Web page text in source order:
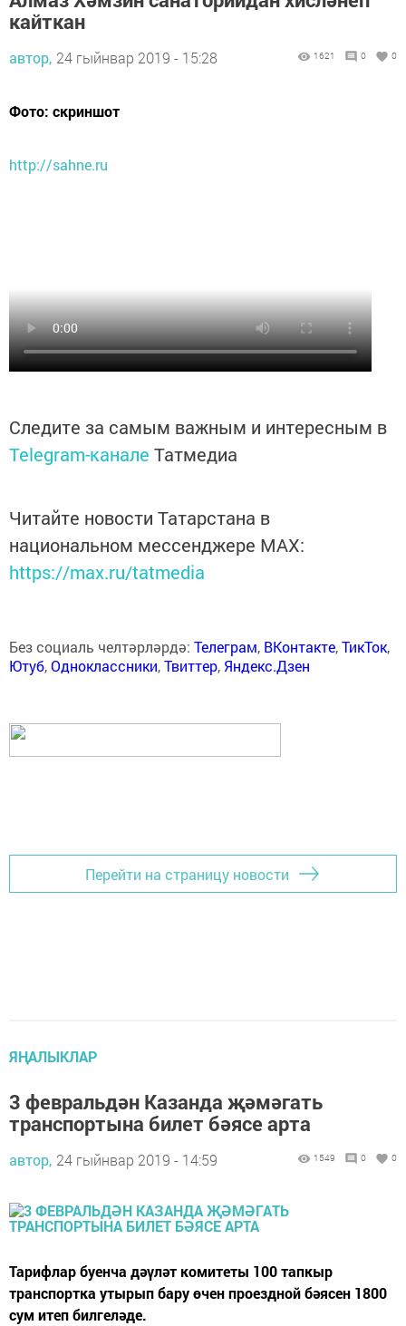
кайткан
автор, 24 гыйнвар 2019 - 15:28 1621 0 0
Фото: скриншот
http://sahne.ru
Следите за самым важным и интересным в
Telegram-канале Татмедиа
Читайте новости Татарстана в
национальном мессенджере MАХ:
https://max.ru/tatmedia
Без социаль челтәрләрдә: Телеграм, ВКонтакте,ТикТок,
Ютуб,Одноклассники,Твиттер, Яндекс.Дзен
Перейти на страницу новости
ЯҢАЛЫКЛАР
3 февральдән Казанда җәмәгать
транспортына билет бәясе арта
автор, 24 гыйнвар 2019 - 14:59 1549 0 0
Тарифлар буенча дәүләт комитеты 100 тапкыр
транспортка утырып бару өчен проездной бәясен 1800
сум итеп билгеләде.